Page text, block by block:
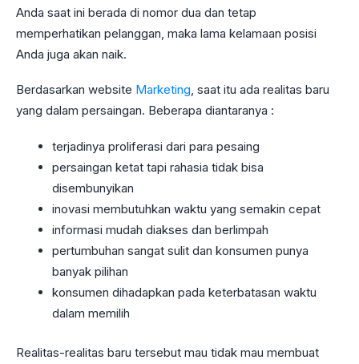
Anda saat ini berada di nomor dua dan tetap
memperhatikan pelanggan, maka lama kelamaan posisi
Anda juga akan naik.
Berdasarkan website Marketing, saat itu ada realitas baru
yang dalam persaingan. Beberapa diantaranya :
terjadinya proliferasi dari para pesaing
persaingan ketat tapi rahasia tidak bisa
disembunyikan
inovasi membutuhkan waktu yang semakin cepat
informasi mudah diakses dan berlimpah
pertumbuhan sangat sulit dan konsumen punya
banyak pilihan
konsumen dihadapkan pada keterbatasan waktu
dalam memilih
Realitas-realitas baru tersebut mau tidak mau membuat